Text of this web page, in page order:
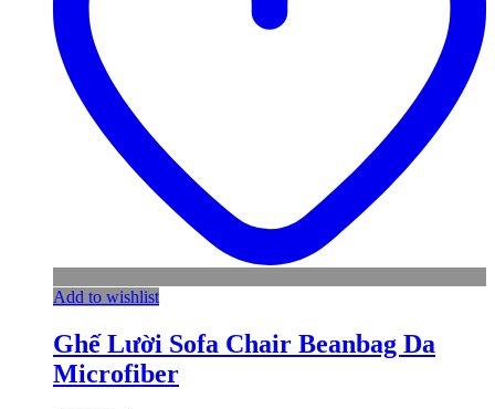
Add to wishlist
Ghế Lười Sofa Chair Beanbag Da
Microfiber